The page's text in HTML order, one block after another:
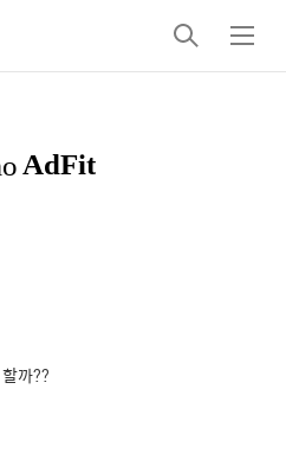
검
색
메
뉴
까??